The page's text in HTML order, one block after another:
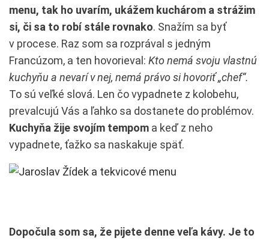
menu, tak ho uvarím, ukážem kuchárom a strážim
si, či sa to robí stále rovnako. Snažím sa byť
v procese. Raz som sa rozprával s jedným
Francúzom, a ten hovorieval: Kto nemá svoju vlastnú
kuchyňu a nevarí v nej, nemá právo si hovoriť „chef“.
To sú veľké slová. Len čo vypadnete z kolobehu,
prevalcujú Vás a ľahko sa dostanete do problémov.
Kuchyňa žije svojím tempom a keď z neho
vypadnete, ťažko sa naskakuje späť.
Dopočula som sa, že pijete denne veľa kávy. Je to